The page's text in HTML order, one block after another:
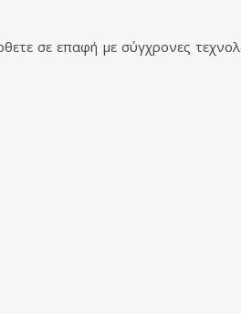
σε επαφή με σύγχρονες